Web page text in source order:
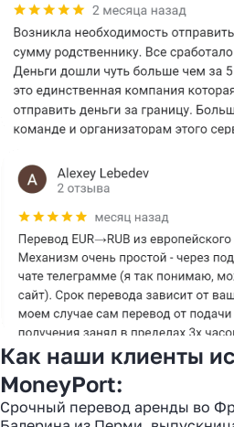
Как наши клиенты
MoneyPort:
Срочный перевод аренды во